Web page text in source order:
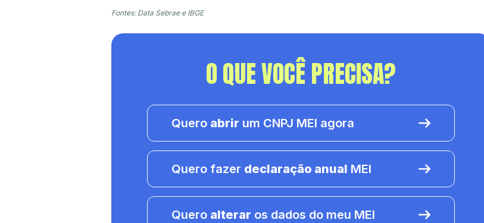
Fontes: Data Sebrae e IBGE
O QUE VOCÊ PRECISA?
Quero abrir um CNPJ MEI agora
Quero fazer declaração anual MEI
Quero alterar os dados do meu MEI